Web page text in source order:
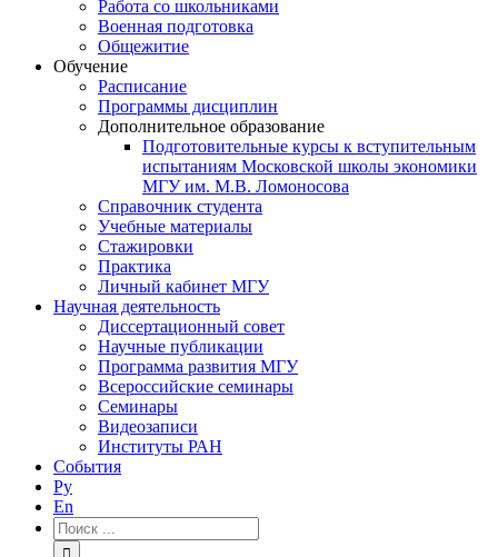
Работа со школьниками
Военная подготовка
Общежитие
Обучение
Расписание
Программы дисциплин
Дополнительное образование
Подготовительные курсы к вступительным
испытаниям Московской школы экономики
МГУ им. М.В. Ломоносова
Справочник студента
Учебные материалы
Стажировки
Практика
Личный кабинет МГУ
Научная деятельность
Диссертационный совет
Научные публикации
Программа развития МГУ
Всероссийские семинары
Семинары
Видеозаписи
Институты РАН
События
Ру
En
Результат
поиска: